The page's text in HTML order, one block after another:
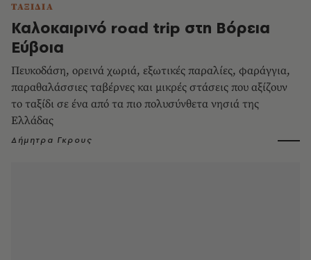
ΤΑΞΙΔΙΑ
Καλοκαιρινό road trip στη Βόρεια
Εύβοια
Πευκοδάση, ορεινά χωριά, εξωτικές παραλίες, φαράγγια,
παραθαλάσσιες ταβέρνες και μικρές στάσεις που αξίζουν
το ταξίδι σε ένα από τα πιο πολυσύνθετα νησιά της
Ελλάδας
Δήμητρα Γκρους